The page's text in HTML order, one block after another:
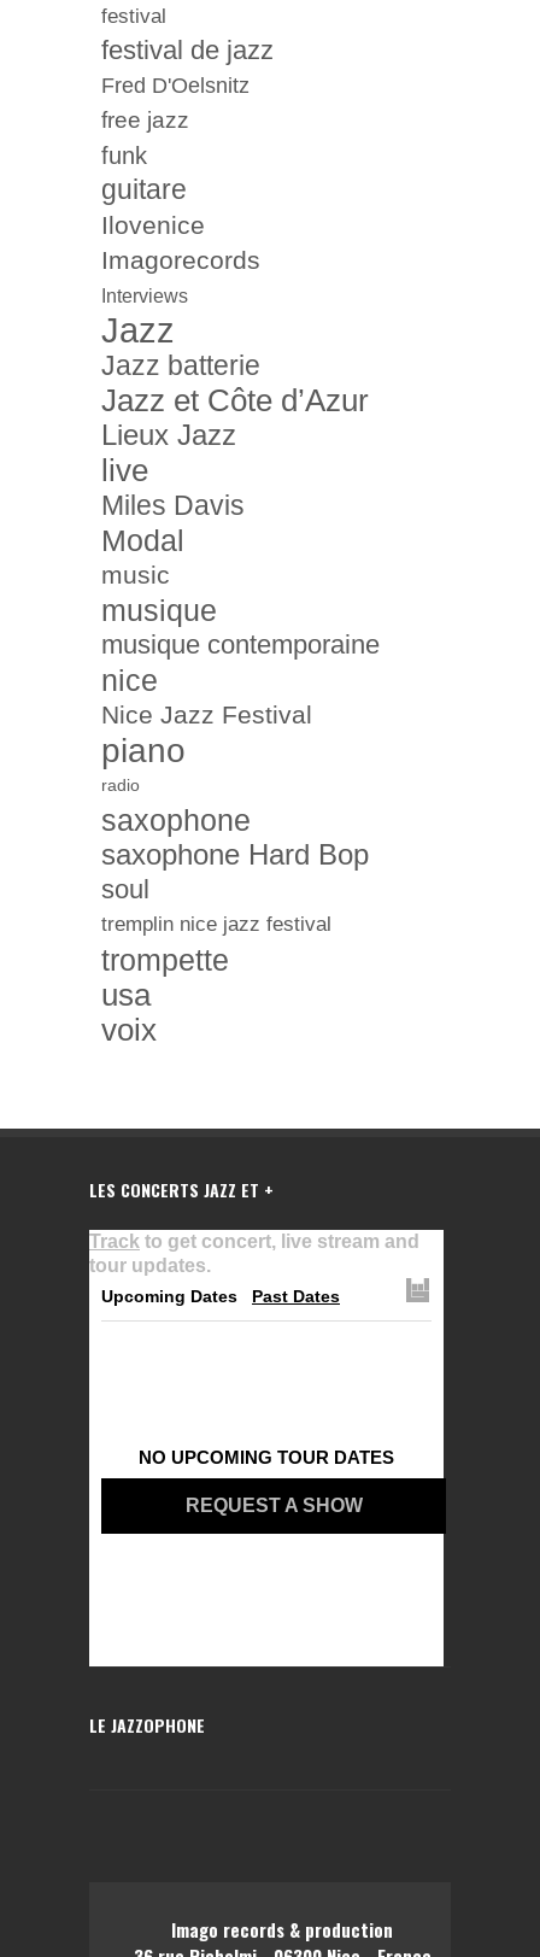
festival
festival de jazz
Fred D'Oelsnitz
free jazz
funk
guitare
Ilovenice
Imagorecords
Interviews
Jazz
Jazz batterie
Jazz et Côte d’Azur
Lieux Jazz
live
Miles Davis
Modal
music
musique
musique contemporaine
nice
Nice Jazz Festival
piano
radio
saxophone
saxophone Hard Bop
soul
tremplin nice jazz festival
trompette
usa
voix
LES CONCERTS JAZZ ET +
Track to get concert, live stream and
tour updates.
Upcoming Dates Past Dates
NO UPCOMING TOUR DATES
REQUEST A SHOW
LE JAZZOPHONE
Imago records & production